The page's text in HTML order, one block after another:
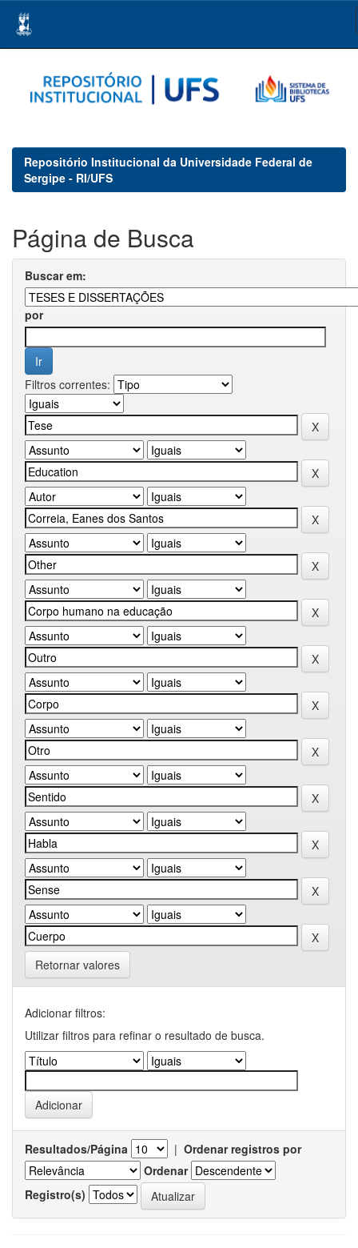
navigation
Repositório Institucional da Universidade Federal de
Sergipe - RI/UFS
Página de Busca
Buscar em:
por
Filtros correntes:
Retornar valores
Adicionar filtros:
Utilizar filtros para refinar o resultado de busca.
Resultados/Página | Ordenar registros por
Ordenar
Registro(s)